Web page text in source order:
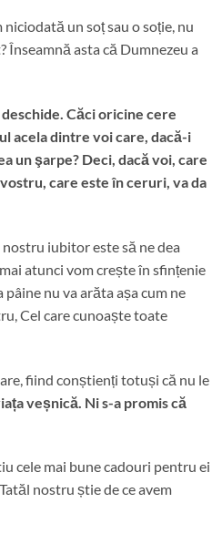
un soț sau o soție, nu
Înseamnă asta că Dumnezeu a
Căci oricine cere
acela dintre voi care, dacă-i
un şarpe? Deci, dacă voi, care
care este în ceruri, va da
iubitor este să ne dea
atunci vom crește în sfințenie
nu va arăta așa cum ne
Cel care cunoaște toate
fiind conștienți totuși că nu le
veșnică. Ni s-a promis că
cele mai bune cadouri pentru ei
nostru știe de ce avem